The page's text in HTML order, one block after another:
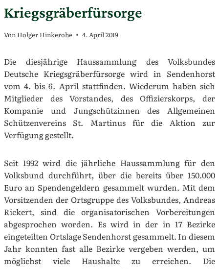
Kriegsgräberfürsorge
VonHolger Hinkerohe 4. April 2019
Die diesjährige Haussammlung des Volksbundes
Deutsche Kriegsgräberfürsorge wird in Sendenhorst
vom 4. bis 6. April stattfinden. Wiederum haben sich
Mitglieder des Vorstandes, des Offizierskorps, der
Kompanie und Jungschützinnen des Allgemeinen
Schützenvereins St. Martinus für die Aktion zur
Verfügung gestellt.
Seit 1992 wird die jährliche Haussammlung für den
Volksbund durchführt, über die bereits über 150.000
Euro an Spendengeldern gesammelt wurden. Mit dem
Vorsitzenden der Ortsgruppe des Volksbundes, Andreas
Rickert, sind die organisatorischen Vorbereitungen
abgesprochen worden. Es wird in der in 17 Bezirke
eingeteilten Ortslage Sendenhorst gesammelt. In diesem
Jahr konnten fast alle Bezirke vergeben werden, um
möglichst viele Haushalte zu erreichen. Die